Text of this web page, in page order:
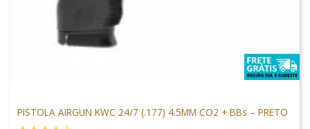
PISTOLA AIRGUN KWC 24/7 (.177) 4.5MM CO2 + BBs – PRETO